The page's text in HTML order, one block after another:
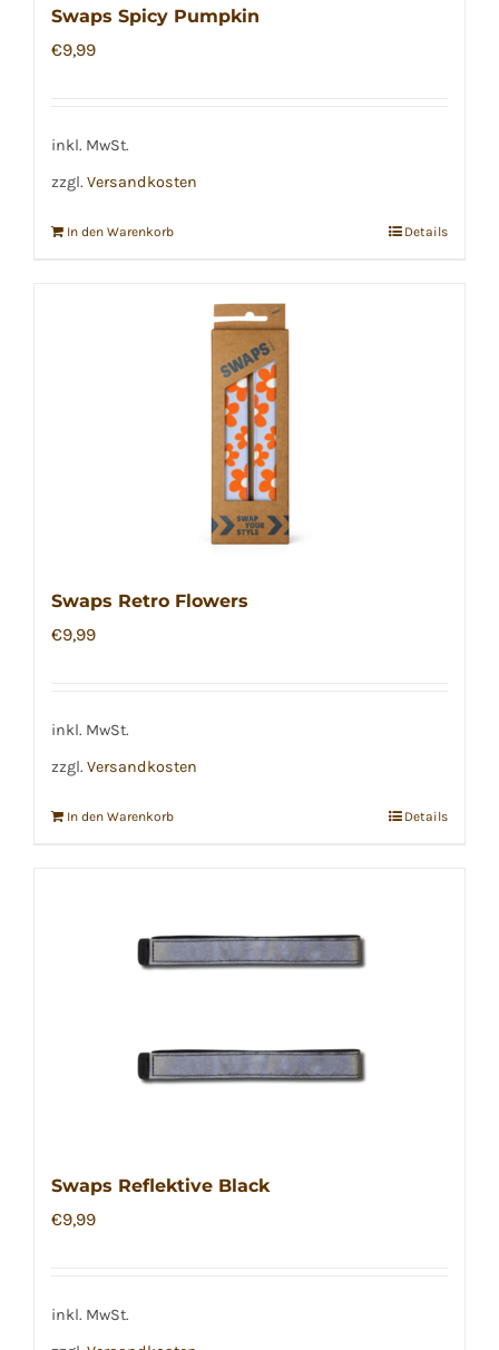
Swaps Spicy Pumpkin
€9,99
inkl. MwSt.
zzgl. Versandkosten
In den Warenkorb Details
Swaps Retro Flowers
€9,99
inkl. MwSt.
zzgl. Versandkosten
In den Warenkorb Details
Swaps Reflektive Black
€9,99
inkl. MwSt.